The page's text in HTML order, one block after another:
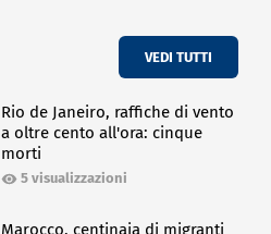
VEDI TUTTI
Rio de Janeiro, raffiche di vento
a oltre cento all'ora: cinque
morti
5 visualizzazioni
Marocco, centinaia di migranti